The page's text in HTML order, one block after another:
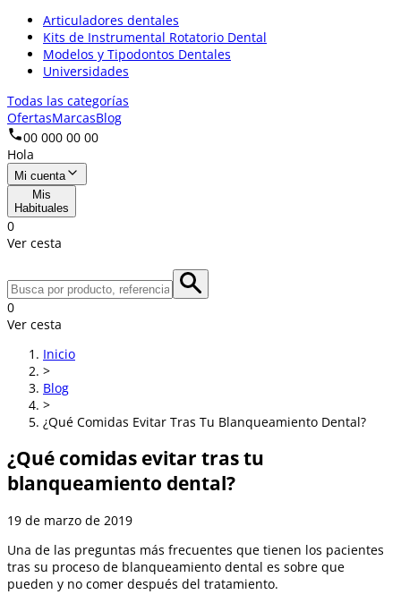
Articuladores dentales
Kits de Instrumental Rotatorio Dental
Modelos y Tipodontos Dentales
Universidades
Todas las categorías
OfertasMarcasBlog
00 000 00 00
Hola
Mi cuenta
Mis
Habituales
0
Ver cesta
0
Ver cesta
Inicio
>
Blog
>
¿Qué Comidas Evitar Tras Tu Blanqueamiento Dental?
¿Qué comidas evitar tras tu
blanqueamiento dental?
19 de marzo de 2019
Una de las preguntas más frecuentes que tienen los pacientes
tras su proceso de blanqueamiento dental es sobre que
pueden y no comer después del tratamiento.